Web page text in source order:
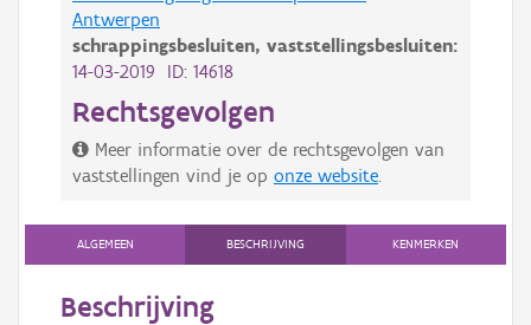
Antwerpen
schrappingsbesluiten, vaststellingsbesluiten:
14-03-2019 ID: 14618
Rechtsgevolgen
Meer informatie over de rechtsgevolgen van
vaststellingen vind je op onze website
ALGEMEEN BESCHRIJVING KENMERKEN
Beschrijving